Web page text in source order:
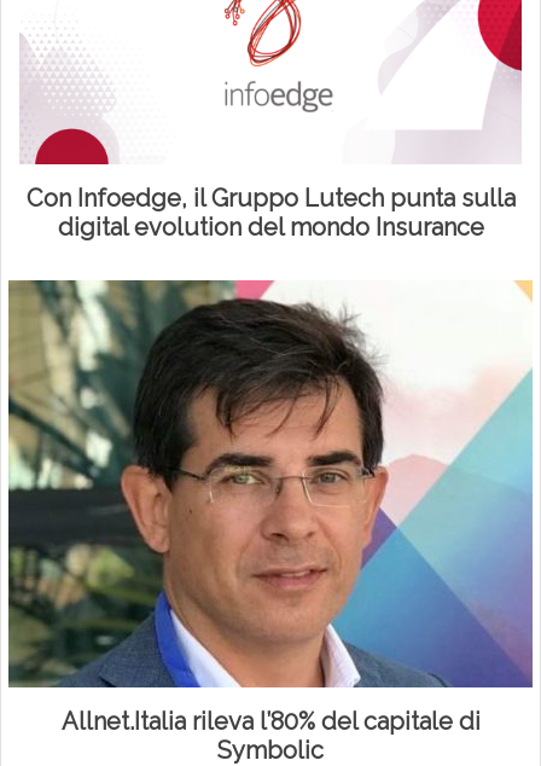
Con Infoedge, il Gruppo Lutech punta sulla
digital evolution del mondo Insurance
Allnet.Italia rileva l’80% del capitale di
Symbolic